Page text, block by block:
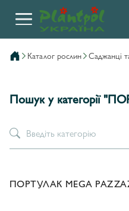
каталог рослин саджанці
Пошук у категорії
ПОРТУЛАК MEGA